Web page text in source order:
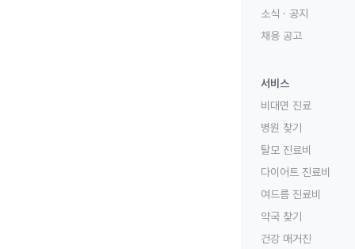
소식 · 공지
채용 공고
서비스
비대면 진료
병원 찾기
탈모 진료비
다이어트 진료비
여드름 진료비
약국 찾기
건강 매거진